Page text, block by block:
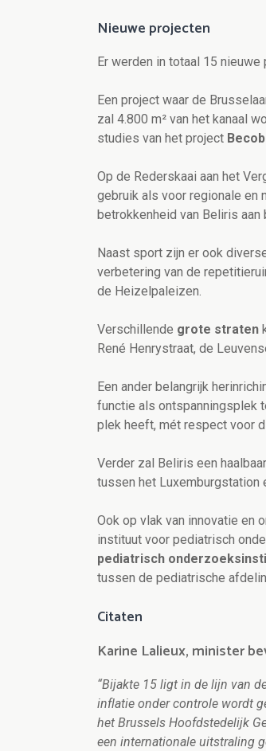
Nieuwe projecten
Er werden in totaal 15
Een project waar de
zal 4.800 m² van het kanaal
studies van het project
Op de Rederskaai aan het
gebruik als voor regionale en
betrokkenheid van Beliris aan
Naast sport zijn er ook
verbetering van de
de Heizelpaleizen.
Verschillende grote straten
René Henrystraat, de
Een ander belangrijk
functie als ontspanningsplek
plek heeft, mét respect voor
Verder zal Beliris een
tussen het Luxemburgstation
Ook op vlak van innovatie en
instituut voor pediatrisch
pediatrisch
tussen de pediatrische
Citaten
Karine Lalieux, minister
“Bijakte 15 ligt in de lijn van
inflatie onder controle wordt
het Brussels Hoofdstedelijk
een internationale uitstraling